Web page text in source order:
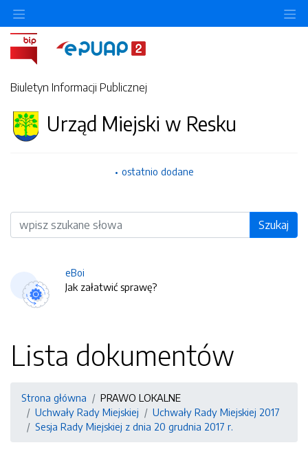
Biuletyn Informacji Publicznej
Urząd Miejski w Resku
ostatnio dodane
Wyszukiwarka Szukaj
eBoi
Jak załatwić sprawę?
Lista dokumentów
Strona główna
PRAWO LOKALNE
Uchwały Rady Miejskiej
Uchwały Rady Miejskiej 2017
Sesja Rady Miejskiej z dnia 20 grudnia 2017 r.